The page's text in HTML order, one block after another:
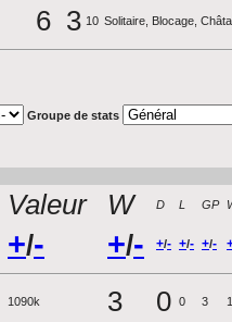
6 3 10 Solitaire, Blocage,
Groupe de stats
Valeur W D L GP
+/- +/- +/- +/- +/-
1090k 3 0 0 3